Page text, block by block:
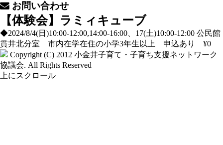
お問い合わせ
【体験会】ラミィキューブ
◆2024/8/4(日)10:00-12:00,14:00-16:00、17(土)10:00-12:00 公民館
貫井北分室 市内在学在住の小学3年生以上 申込あり ¥0
Copyright (C) 2012 小金井子育て・子育ち支援ネットワーク
協議会. All Rights Reserved
上にスクロール